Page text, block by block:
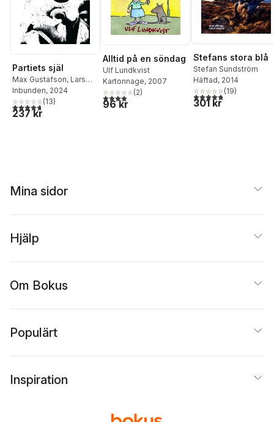
Partiets själ
Max Gustafson, Lars
Krantz
Inbunden, 2024
4,7utav 5 stjärnor. Totalt antal röster:
(13)
237 kr
Alltid på en söndag
Ulf Lundkvist
Kartonnage, 2007
4,0utav 5 stjärnor. Totalt antal röster:
(2)
96 kr
Stefans stora blå
Stefan Sundström
Häftad, 2014
4,8utav 5 stjärnor.
(19)
301 kr
Mina sidor
Hjälp
Om Bokus
Populärt
Inspiration